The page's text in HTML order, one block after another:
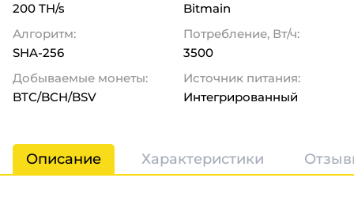
200 TH/s
Bitmain
Алгоритм:
SHA-256
Потребление, Вт/ч:
3500
Добываемые монеты:
BTC/BCH/BSV
Источник питания:
Интегрированный
Описание Характеристики